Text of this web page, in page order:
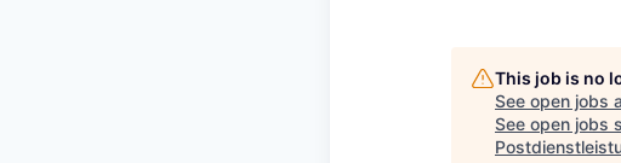
This job is no
See open jobs
See open jobs